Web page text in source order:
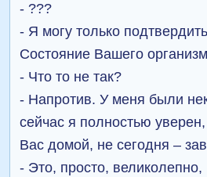
- ???
- Я могу только
Состояние Вашего
- Что то не так?
- Напротив. У меня были
сейчас я полностью
Вас домой, не сегодня –
- Это, просто,